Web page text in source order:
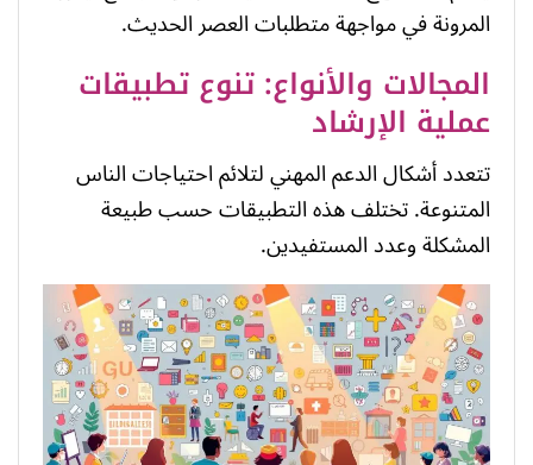
المرونة في مواجهة متطلبات العصر الحديث.
المجالات والأنواع: تنوع تطبيقات
عملية الإرشاد
تتعدد أشكال الدعم المهني لتلائم احتياجات الناس
المتنوعة. تختلف هذه التطبيقات حسب طبيعة
المشكلة وعدد المستفيدين.